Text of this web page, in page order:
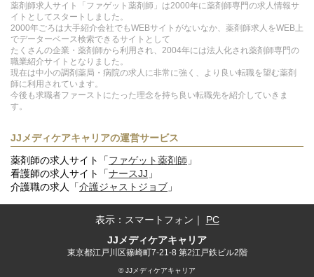
薬剤師求人サイト「ファゲット薬剤師」は2000年に薬剤師専門の求人情報サ
イトとしてスタートしました。
2000年ごろは大手紹介会社でもWEBサイトがないなか、薬剤師求人をWEB上
でデーターベース検索できるサイトとして
たくさんの企業・薬剤師から利用され、2004年には法人化され薬剤師専門の
職業紹介サイトとなりました。
現在は中小の調剤薬局・病院の求人に非常に強く、より良い転職を望む薬剤
師に利用されています。
今後も求職者ファーストにたった理念を持ち良い転職先を紹介していきま
す。
JJメディケアキャリアの運営サービス
薬剤師の求人サイト「ファゲット薬剤師 」
看護師の求人サイト「ナースJJ 」
介護職の求人「介護ジャストジョブ 」
表示： スマートフォン ｜ PC
JJメディケアキャリア
東京都江戸川区篠崎町7-21-8 第2江戸鉄ビル2階
© JJメディケアキャリア